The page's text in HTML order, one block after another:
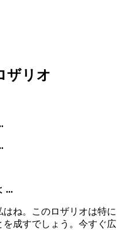
ザリオ
...
ね。このロザリオは特に
成すでしょう。今すぐ広